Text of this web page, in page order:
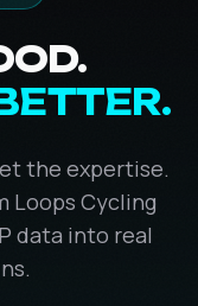
the expertise.
Loops Cycling
data into real